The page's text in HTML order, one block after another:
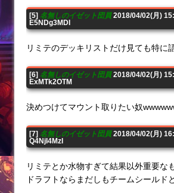
[5] 名無しのイゼット団員2018/04/02(月)
E5NDg3MDI
リミテのデッキリストだけ見ても特に
[6] 名無しのイゼット団員2018/04/02(月)
ExMTk2OTM
決めつけてマウント取りたい奴
[7] 名無しのイゼット団員2018/04/02(月)
Q4NjI4MzI
リミテとか水物すぎて結果以外重要な
ドラフトならまだしもチームシールド